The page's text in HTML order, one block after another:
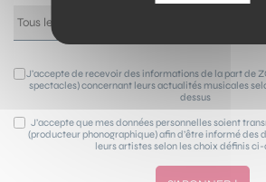
J’accepte de recevoir des informations de la part de
spectacles) concernant leurs actualités musicales
dessus
J’accepte que mes données personnelles soient
(producteur phonographique) afin d’être informé des
leurs artistes selon les choix définis ci-